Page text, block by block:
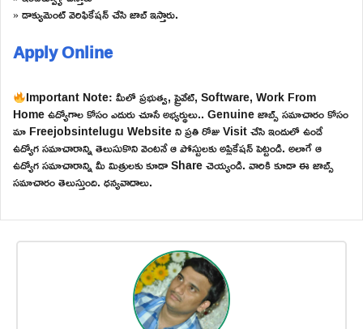
» డాక్యుమెంట్ వెరిఫికేషన్ చేసి జాబ్ ఇస్తారు.
Apply Online
Important Note: మీలో ప్రభుత్వ, ప్రైవేట్, Software, Work From
Home ఉద్యోగాల కోసం ఎదురు చూసే అభ్యర్థులు.. Genuine జాబ్స్ సమాచారం కోసం
మా Freejobsintelugu Website ని ప్రతి రోజు Visit చేసి ఇందులో ఉండే
ఉద్యోగ సమాచారాన్ని తెలుసుకొని వెంటనే ఆ పోస్టులకు అప్లికేషన్ పెట్టండి. అలాగే ఆ
ఉద్యోగ సమాచారాన్ని మీ మిత్రులకు కూడా Share చెయ్యండి. వారికి కూడా ఈ జాబ్స్
సమాచారం తెలుస్తుంది. ధన్యవాదాలు.